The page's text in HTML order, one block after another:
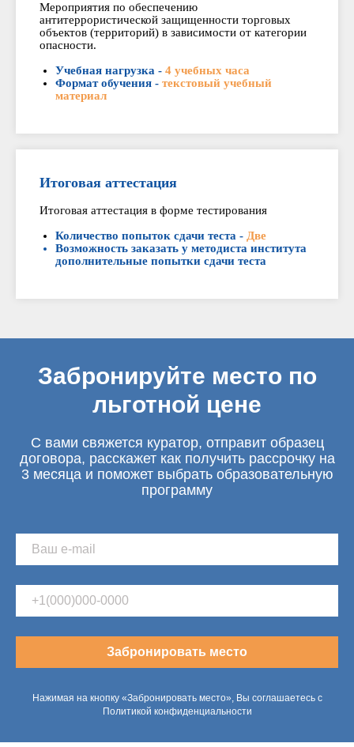
Мероприятия по обеспечению
антитеррористической защищенности торговых
объектов (территорий) в зависимости от категории
опасности.
Учебная нагрузка - 4 учебных часа
Формат обучения - текстовый учебный
материал
Итоговая аттестация
Итоговая аттестация в форме тестирования
Количество попыток сдачи теста - Две
Возможность заказать у методиста института
дополнительные попытки сдачи теста
Забронируйте место по
льготной цене
С вами свяжется куратор, отправит образец
договора, расскажет как получить рассрочку на
3 месяца и поможет выбрать образовательную
программу
Забронировать место
Нажимая на кнопку «Забронировать место», Вы соглашаетесь с
Политикой конфиденциальности